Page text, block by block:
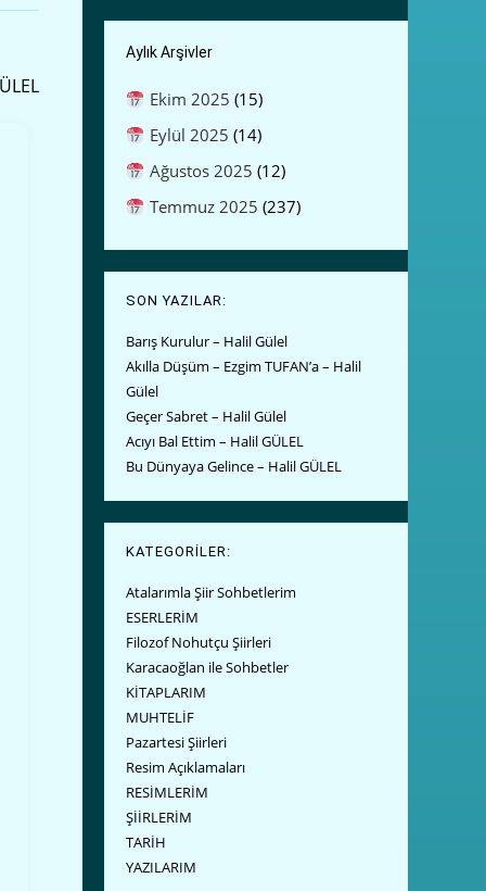
Aylık Arşivler
Ekim 2025 (15)
Eylül 2025 (14)
Ağustos 2025 (12)
Temmuz 2025 (237)
SON YAZILAR:
Barış Kurulur – Halil Gülel
Akılla Düşüm – Ezgim TUFAN’a – Halil
Gülel
Geçer Sabret – Halil Gülel
Acıyı Bal Ettim – Halil GÜLEL
Bu Dünyaya Gelince – Halil GÜLEL
KATEGORİLER:
Atalarımla Şiir Sohbetlerim
ESERLERİM
Filozof Nohutçu Şiirleri
Karacaoğlan ile Sohbetler
KİTAPLARIM
MUHTELİF
Pazartesi Şiirleri
Resim Açıklamaları
RESİMLERİM
ŞİİRLERİM
TARİH
YAZILARIM